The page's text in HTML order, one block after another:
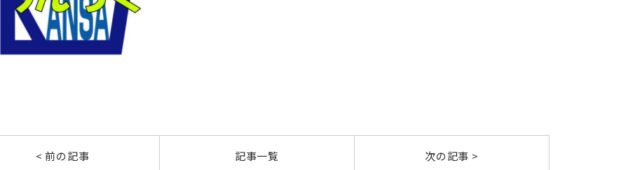
< 前の記事 記事一覧 次の記事 >